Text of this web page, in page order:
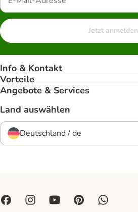
Jetzt anmelden
Info & Kontakt
Vorteile
Angebote & Services
Land auswählen
Deutschland / de